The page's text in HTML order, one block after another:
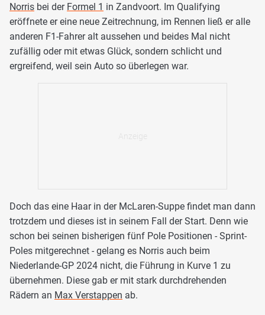
Norris bei der Formel 1 in Zandvoort. Im Qualifying
eröffnete er eine neue Zeitrechnung, im Rennen ließ er alle
anderen F1-Fahrer alt aussehen und beides Mal nicht
zufällig oder mit etwas Glück, sondern schlicht und
ergreifend, weil sein Auto so überlegen war.
Doch das eine Haar in der McLaren-Suppe findet man dann
trotzdem und dieses ist in seinem Fall der Start. Denn wie
schon bei seinen bisherigen fünf Pole Positionen - Sprint-
Poles mitgerechnet - gelang es Norris auch beim
Niederlande-GP 2024 nicht, die Führung in Kurve 1 zu
übernehmen. Diese gab er mit stark durchdrehenden
Rädern an Max Verstappen ab.